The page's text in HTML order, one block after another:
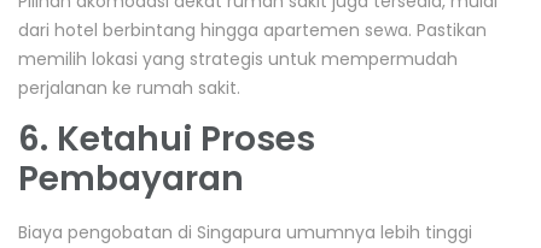
dari hotel berbintang hingga apartemen sewa. Pastikan
memilih lokasi yang strategis untuk mempermudah
perjalanan ke rumah sakit.
6. Ketahui Proses
Pembayaran
Biaya pengobatan di Singapura umumnya lebih tinggi